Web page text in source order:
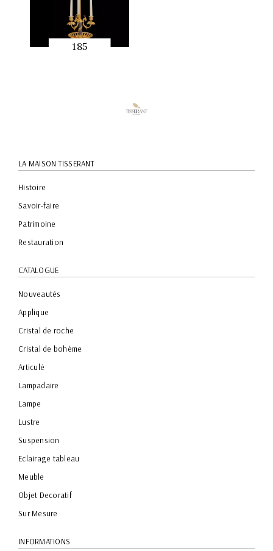
185
LA MAISON TISSERANT
Histoire
Savoir-faire
Patrimoine
Restauration
CATALOGUE
Nouveautés
Applique
Cristal de roche
Cristal de bohème
Articulé
Lampadaire
Lampe
Lustre
Suspension
Eclairage tableau
Meuble
Objet Decoratif
Sur Mesure
INFORMATIONS